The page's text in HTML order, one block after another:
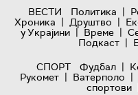
ВЕСТИ Политика |
Хроника | Друштво |
у Украјини | Време |
Подкаст |
СПОРТ
Фудбал |
Рукомет | Ватерполо |
спортови